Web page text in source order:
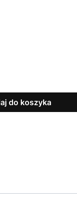
do koszyka